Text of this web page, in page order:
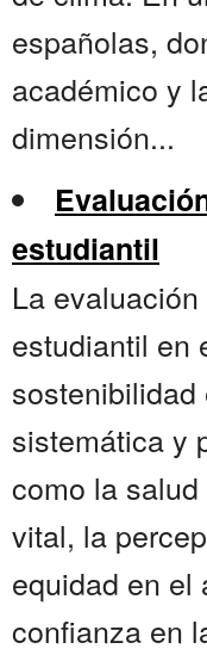
españolas,
académico y
dimensión...
estudiantil
La
estudiantil en
sistemática y
como la
vital, la
equidad en el
confianza en